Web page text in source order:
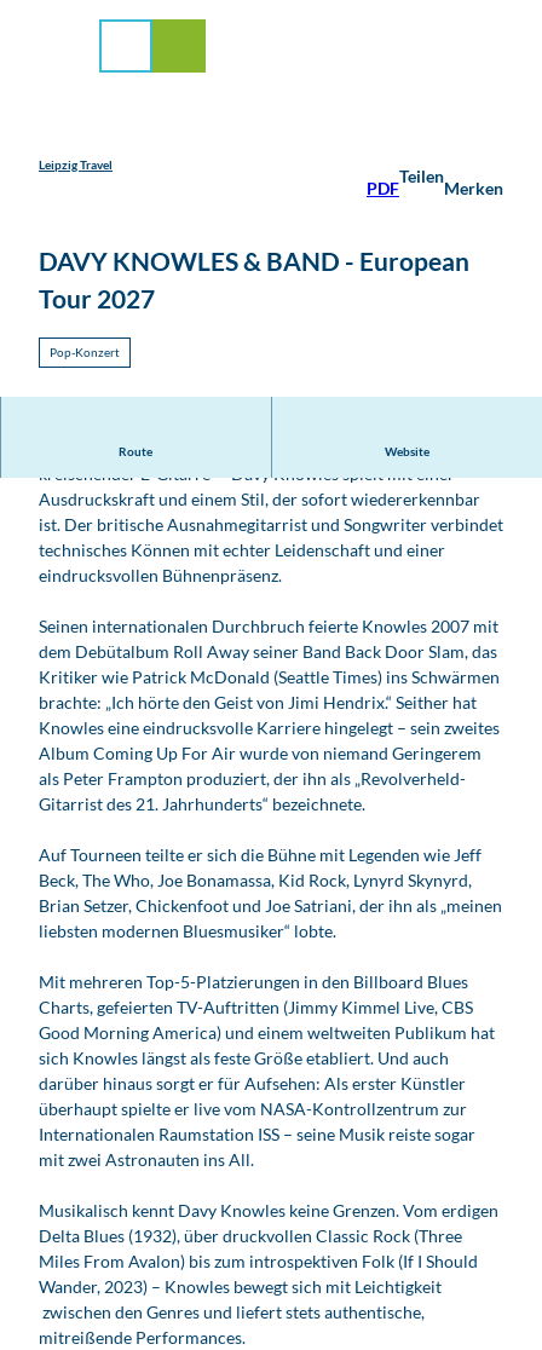
Leipzig Travel
PDF
Teilen
Merken
DAVY KNOWLES & BAND - European
Tour 2027
Pop-Konzert
Route Website
Ob mit Akustikgitarre, Mandoline, Steelgitarre oder
kreischender E-Gitarre – Davy Knowles spielt mit einer
Ausdruckskraft und einem Stil, der sofort wiedererkennbar
ist. Der britische Ausnahmegitarrist und Songwriter verbindet
technisches Können mit echter Leidenschaft und einer
eindrucksvollen Bühnenpräsenz.
Seinen internationalen Durchbruch feierte Knowles 2007 mit
dem Debütalbum Roll Away seiner Band Back Door Slam, das
Kritiker wie Patrick McDonald (Seattle Times) ins Schwärmen
brachte: „Ich hörte den Geist von Jimi Hendrix.“ Seither hat
Knowles eine eindrucksvolle Karriere hingelegt – sein zweites
Album Coming Up For Air wurde von niemand Geringerem
als Peter Frampton produziert, der ihn als „Revolverheld-
Gitarrist des 21. Jahrhunderts“ bezeichnete.
Auf Tourneen teilte er sich die Bühne mit Legenden wie Jeff
Beck, The Who, Joe Bonamassa, Kid Rock, Lynyrd Skynyrd,
Brian Setzer, Chickenfoot und Joe Satriani, der ihn als „meinen
liebsten modernen Bluesmusiker“ lobte.
Mit mehreren Top-5-Platzierungen in den Billboard Blues
Charts, gefeierten TV-Auftritten (Jimmy Kimmel Live, CBS
Good Morning America) und einem weltweiten Publikum hat
sich Knowles längst als feste Größe etabliert. Und auch
darüber hinaus sorgt er für Aufsehen: Als erster Künstler
überhaupt spielte er live vom NASA-Kontrollzentrum zur
Internationalen Raumstation ISS – seine Musik reiste sogar
mit zwei Astronauten ins All.
Musikalisch kennt Davy Knowles keine Grenzen. Vom erdigen
Delta Blues (1932), über druckvollen Classic Rock (Three
Miles From Avalon) bis zum introspektiven Folk (If I Should
Wander, 2023) – Knowles bewegt sich mit Leichtigkeit
zwischen den Genres und liefert stets authentische,
mitreißende Performances.